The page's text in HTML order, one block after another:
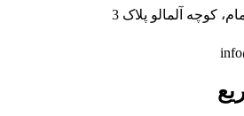
کوچه آلمالو پلاک 3